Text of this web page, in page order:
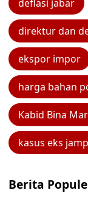
deflasi jabar
direktur dan
ekspor impor
harga bahan
Kabid Bina
kasus eks
Berita